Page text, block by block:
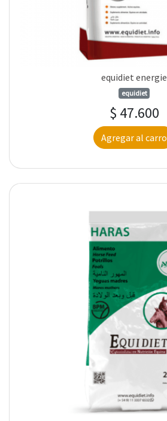
equidiet energie
equidiet
$ 47.600
Agregar al carro